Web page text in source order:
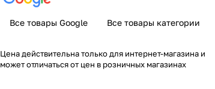
Все товары Google Все товары категории
Цена действительна только для интернет-магазина и
может отличаться от цен в розничных магазинах